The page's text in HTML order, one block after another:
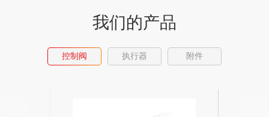
我们的产品
控制阀 执行器 附件